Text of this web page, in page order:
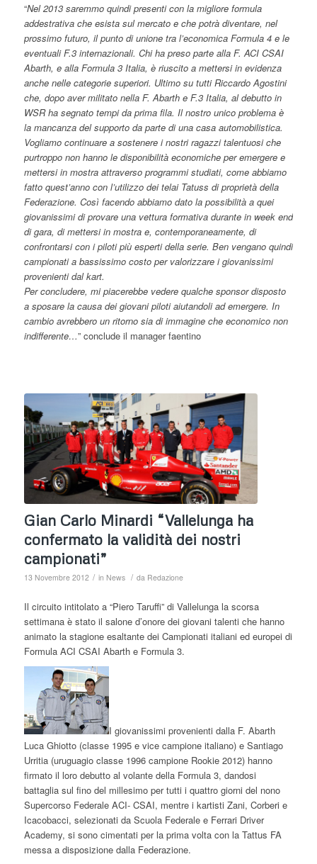
“Nel 2013 saremmo quindi presenti con la migliore formula
addestrativa che esista sul mercato e che potrà diventare, nel
prossimo futuro, il punto di unione tra l’economica Formula 4 e le
eventuali F.3 internazionali. Chi ha preso parte alla F. ACI CSAI
Abarth, e alla Formula 3 Italia, è riuscito a mettersi in evidenza
anche nelle categorie superiori. Ultimo su tutti Riccardo Agostini
che, dopo aver militato nella F. Abarth e F.3 Italia, al debutto in
WSR ha segnato tempi da prima fila. Il nostro unico problema è
la mancanza del supporto da parte di una casa automobilistica.
Vogliamo continuare a sostenere i nostri ragazzi talentuosi che
purtroppo non hanno le disponibilità economiche per emergere e
mettersi in mostra attraverso programmi studiati, come abbiamo
fatto quest’anno con l’utilizzo dei telai Tatuss di proprietà della
Federazione. Così facendo abbiamo dato la possibilità a quei
giovanissimi di provare una vettura formativa durante in week end
di gara, di mettersi in mostra e, contemporaneamente, di
confrontarsi con i piloti più esperti della serie. Ben vengano quindi
campionati a bassissimo costo per valorizzare i giovanissimi
provenienti dal kart.
Per concludere, mi piacerebbe vedere qualche sponsor disposto
a sposare la causa dei giovani piloti aiutandoli ad emergere. In
cambio avrebbero un ritorno sia di immagine che economico non
indifferente…” conclude il manager faentino
Gian Carlo Minardi “Vallelunga ha
confermato la validità dei nostri
campionati”
13 Novembre 2012 / in News / da Redazione
Il circuito intitolato a “Piero Taruffi” di Vallelunga la scorsa
settimana è stato il salone d’onore dei giovani talenti che hanno
animato la stagione esaltante dei Campionati italiani ed europei di
Formula ACI CSAI Abarth e Formula 3.
I giovanissimi provenienti dalla F. Abarth
Luca Ghiotto (classe 1995 e vice campione italiano) e Santiago
Urritia (uruguagio classe 1996 campione Rookie 2012) hanno
firmato il loro debutto al volante della Formula 3, dandosi
battaglia sul fino del millesimo per tutti i quattro giorni del nono
Supercorso Federale ACI- CSAI, mentre i kartisti Zani, Corberi e
Icacobacci, selezionati da Scuola Federale e Ferrari Driver
Academy, si sono cimentati per la prima volta con la Tattus FA
messa a disposizione dalla Federazione.